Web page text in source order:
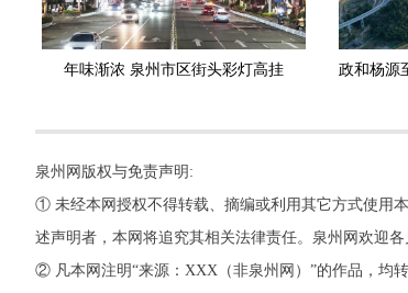
年味渐浓 泉州市区街头彩灯高挂
泉州网版权与免责声明:
① 未经本网授权不得转载、摘编或利用其它方式使用
述声明者，本网将追究其相关法律责任。泉州网欢迎各
② 凡本网注明“来源：XXX（非泉州网）”的作品，均